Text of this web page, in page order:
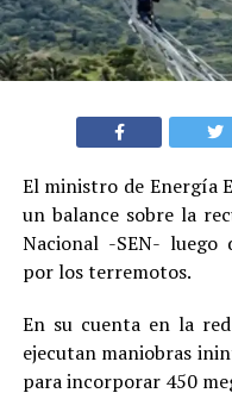
El ministro de Energía
un balance sobre la
Nacional -SEN- luego
por los terremotos.
En su cuenta en la
ejecutan maniobras
para incorporar 450